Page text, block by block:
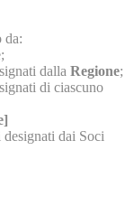
da:
dalla Regione;
di ciascuno
dai Soci